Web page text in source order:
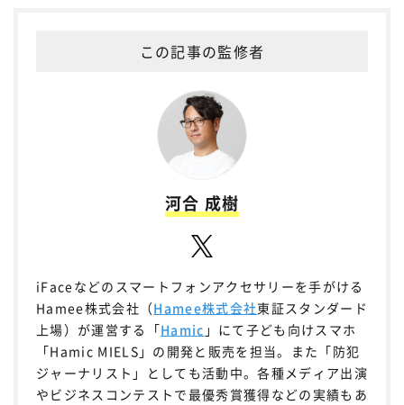
この記事の監修者
河合 成樹
iFaceなどのスマートフォンアクセサリーを手がける
Hamee株式会社（Hamee株式会社東証スタンダード
上場）が運営する「Hamic 」にて子ども向けスマホ
「Hamic MIELS」の開発と販売を担当。また「防犯
ジャーナリスト」としても活動中。各種メディア出演
やビジネスコンテストで最優秀賞獲得などの実績もあ